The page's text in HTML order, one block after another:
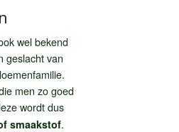
wel bekend
geslacht van
men zo goed
wordt dus
smaakstof.